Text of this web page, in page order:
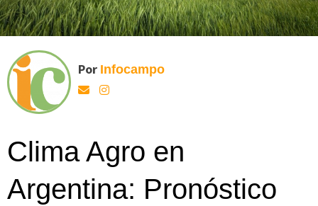
Por Infocampo
Clima Agro en
Argentina: Pronóstico